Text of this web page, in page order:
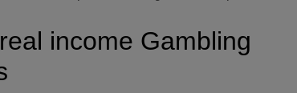
income Gambling